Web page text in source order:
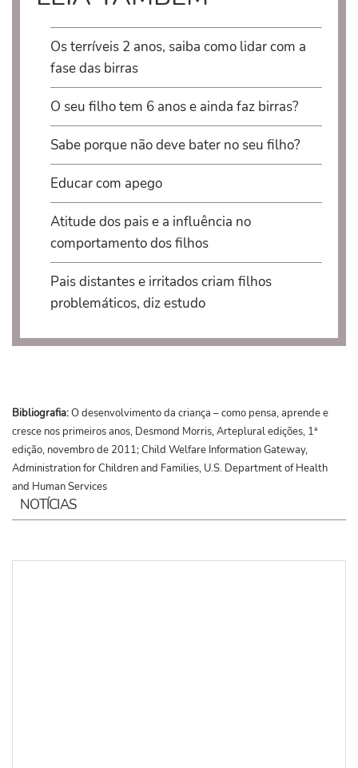
Os terríveis 2 anos, saiba como lidar com a
fase das birras
O seu filho tem 6 anos e ainda faz birras?
Sabe porque não deve bater no seu filho?
Educar com apego
Atitude dos pais e a influência no
comportamento dos filhos
Pais distantes e irritados criam filhos
problemáticos, diz estudo
Bibliografia:O desenvolvimento da criança – como pensa, aprende e
cresce nos primeiros anos, Desmond Morris, Arteplural edições, 1ª
edição, novembro de 2011; Child Welfare Information Gateway,
Administration for Children and Families, U.S. Department of Health
and Human Services
NOTÍCIAS